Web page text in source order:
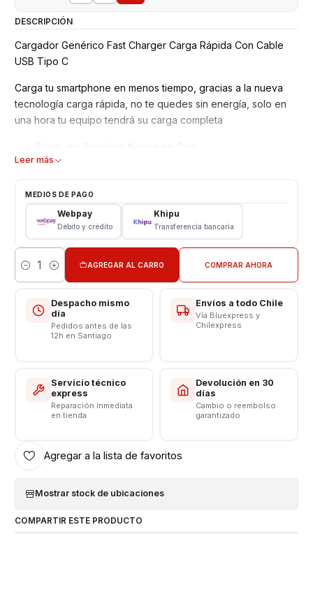
DESCRIPCIÓN
Cargador Genérico Fast Charger Carga Rápida Con Cable
USB Tipo C
Carga tu smartphone en menos tiempo, gracias a la nueva
tecnología carga rápida, no te quedes sin energía, solo en
una hora tu equipo tendrá su carga completa
Producto Genérico Nuevo en Caja.
Compatible con Smartphone salida Tipo C, y sistema de
Cargador de pared + Cable Tipo C
Garantía 3 meses
Adaptative Fast Charging Genérico
Modelo: EP-TA200
Carga normal: 5 volt – 2.0 amperes
Carga rápida : 9 volt – 1.67 Amperes - 15W
Longitud cable: 1 metro
Leer más
MEDIOS DE PAGO
Webpay
Débito y crédito
Khipu
Transferencia bancaria
Cantidad
AGREGAR AL CARRO COMPRAR AHORA
Despacho mismo
día
Pedidos antes de las
12h en Santiago
Envíos a todo Chile
Vía Bluexpress y
Chilexpress
Servicio técnico
express
Reparación inmediata
en tienda
Devolución en 30
días
Cambio o reembolso
garantizado
Agregar a la lista de favoritos
Mostrar stock de ubicaciones
COMPARTIR ESTE PRODUCTO